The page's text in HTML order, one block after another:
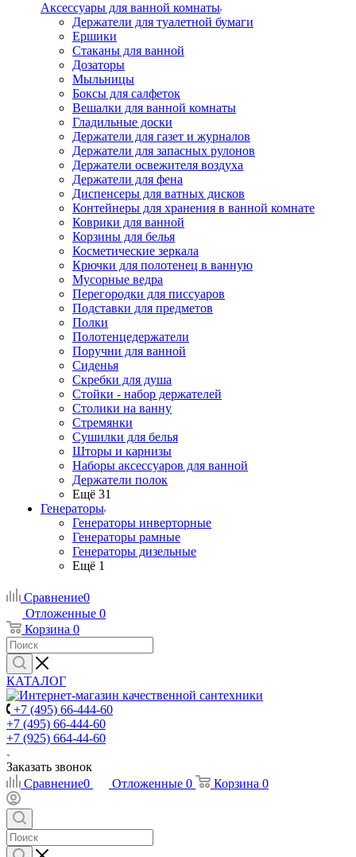
Аксессуары для ванной комнаты
Держатели для туалетной бумаги
Ершики
Стаканы для ванной
Дозаторы
Мыльницы
Боксы для салфеток
Вешалки для ванной комнаты
Гладильные доски
Держатели для газет и журналов
Держатели для запасных рулонов
Держатели освежителя воздуха
Держатели для фена
Диспенсеры для ватных дисков
Контейнеры для хранения в ванной комнате
Коврики для ванной
Корзины для белья
Косметические зеркала
Крючки для полотенец в ванную
Мусорные ведра
Перегородки для писсуаров
Подставки для предметов
Полки
Полотенцедержатели
Поручни для ванной
Сиденья
Скребки для душа
Стойки - набор держателей
Столики на ванну
Стремянки
Сушилки для белья
Шторы и карнизы
Наборы аксессуаров для ванной
Держатели полок
Ещё 31
Генераторы
Генераторы инверторные
Генераторы рамные
Генераторы дизельные
Ещё 1
Сравнение0
Отложенные 0
Корзина 0
КАТАЛОГ
+7 (495) 66-444-60
+7 (495) 66-444-60
+7 (925) 664-44-60
Заказать звонок
Сравнение0 Отложенные 0 Корзина 0